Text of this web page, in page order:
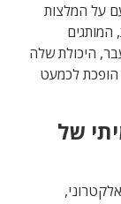
על המלצות
המותגים
היכולת שלה
הופכת לכמעט
של